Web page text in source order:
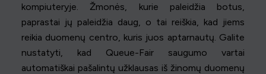
kompiuteryje. Žmonės, kurie paleidžia botus,
paprastai jų paleidžia daug, o tai reiškia, kad jiems
reikia duomenų centro, kuris juos aptarnautų. Galite
nustatyti, kad Queue-Fair saugumo vartai
automatiškai pašalintų užklausas iš žinomų duomenų